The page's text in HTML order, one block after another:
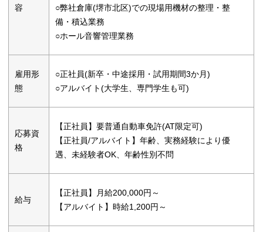
容
○弊社倉庫(堺市北区)での現場用機材の整理・整
備・積込業務
○ホール音響管理業務
雇用形
態
○正社員(新卒・中途採用・試用期間3か月)
○アルバイト(大学生、専門学生も可)
応募資
格
【正社員】要普通自動車免許(AT限定可)
【正社員/アルバイト】年齢、実務経験により優
遇、未経験者OK、年齢性別不問
給与
【正社員】月給200,000円～
【アルバイト】時給1,200円～